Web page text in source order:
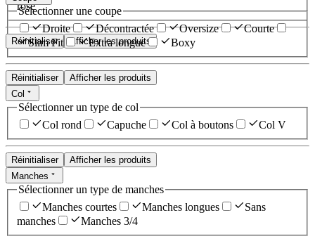
rose
Réinitialiser Afficher les produits
Sélectionner une coupe
Droite
Décontractée Oversize
Courte
Slim Fit
Extra longue Boxy
Réinitialiser
Afficher les produits
Col
Sélectionner un type de col
Col rond
Capuche Col à boutons Col V
Réinitialiser
Afficher les produits
Manches
Sélectionner un type de manches
Manches courtes
Manches longues
Sans
manches
Manches 3/4